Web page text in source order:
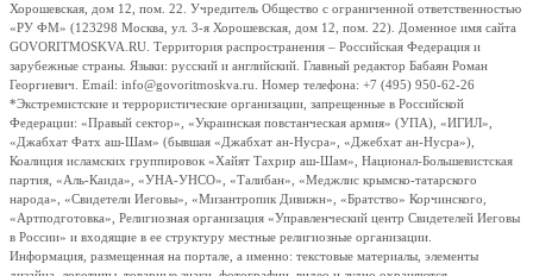
Хорошевская, дом 12, пом. 22. Учредитель Общество с ограниченной ответственностью
«РУ ФМ» (123298 Москва, ул. 3-я Хорошевская, дом 12, пом. 22). Доменное имя сайта
GOVORITMOSKVA.RU. Территория распространения – Российская Федерация и
зарубежные страны. Языки: русский и английский. Главный редактор Бабаян Роман
Георгиевич. Email: info@govoritmoskva.ru. Номер телефона: +7 (495) 950-62-26
*Экстремистские и террористические организации, запрещенные в Российской
Федерации: «Правый сектор», «Украинская повстанческая армия» (УПА), «ИГИЛ»,
«Джабхат Фатх аш-Шам» (бывшая «Джабхат ан-Нусра», «Джебхат ан-Нусра»),
Коалиция исламских группировок «Хайят Тахрир аш-Шам», Национал-Большевистская
партия, «Аль-Каида», «УНА-УНСО», «Талибан», «Меджлис крымско-татарского
народа», «Свидетели Иеговы», «Мизантропик Дивижн», «Братство» Корчинского,
«Артподготовка», Религиозная организация «Управленческий центр Свидетелей Иеговы
в России» и входящие в ее структуру местные религиозные организации.
Информация, размещенная на портале, а именно: текстовые материалы, элементы